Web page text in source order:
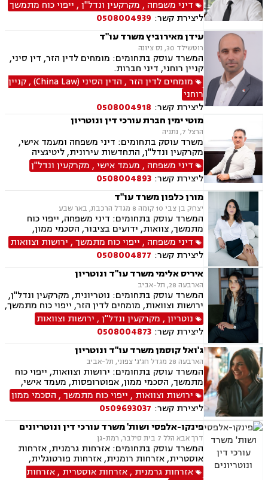
דיני משפחה , מקרקעין ונדל"ן, ייפוי כוח מתמשך
ליצירת קשר: 0508004939
עידן מאירוביץ משרד עו"ד
רוטשילד 30, נס ציונה
המשרד עוסק בתחומים: מומחים לדין הזר, דין סיני,
קניין רוחני, דיני חברות.
מומחים לדין הזר, הדין הסיני (China Law) ,קניין
רוחני
ליצירת קשר: 0508004918
מוטי ימין חברת עורכי דין ונוטריון
הרצל 7, נתניה
משרד עוסק בתחומים: דיני משפחה ומעמד אישי,
מקרקעין ונדל"ן, התחדשות עירונית, ליטיגציה
אזרחית-מסחרית, סכסוכים חוזיים, סכסוכים כספיים,
דיני חברות, ירושות וצוואות, ייפוי כוח מתמשך,
גישור.
דיני משפחה , מעמד אישי, מקרקעין ונדל"ן
ליצירת קשר: 0508004893
מורן כלפון משרד עו"ד
יצחק בן צבי 10 קומה 8 מגדל הרכבת, באר שבע
המשרד עוסק בתחומים: דיני משפחה, ייפוי כוח
מתמשך, צוואות, ידועים בציבור, הסכמי ממון,
אבהות, מזונות, משמורת, גירושין, נישואים אזרחיים,
ניכור הורי
דיני משפחה , ייפוי כוח מתמשך, ירושות וצוואות
ליצירת קשר: 0508004877
איריס אלימי משרד עו"ד ונוטריון
הארבעה 28, תל-אביב
המשרד עוסק בתחומים: נוטריונית, מקרקעין ונדל"ן,
ירושות וצוואות, מומחים לדין הזר, ייפוי כוח מתמשך,
מיסים, תמ"א 38, אזרחות זרה ודרכון זר.
נוטריון, מקרקעין ונדל"ן, ירושות וצוואות
ליצירת קשר: 0508004873
ג'ואל קוסמן משרד עו"ד ונוטריון
הארבעה 28 מגדל חג'ג' צפוני, תל-אביב
המשרד עוסק בתחומים: ירושות וצוואות, ייפוי כוח
מתמשך, הסכמי ממון, אפוטרופסות, מעמד אישי,
ידועים בציבור, אבהות, חלוקת רכוש, דיני עליה, דיני
מקרקעין, עסקאות מכר דירה מקבלן או יד שניה,
מיסוי מקרקעין, נוטריון עברית צרפתית אנגלית.
ירושות וצוואות , ייפוי כוח מתמשך, הסכמי ממון
ליצירת קשר: 0509693037
פינקו-אלפסי ושות' משרד עורכי דין ונוטריונים
דרך אבא הלל 7 בית סילבר, רמת-גן
המשרד עוסק בתחומים: אזרחות גרמנית, אזרחות
אוסטרית, אזרחות רומנית, אזרחות פורטוגלית,
אזרחות מרוקאית, אזרחות קרואטית, אזרחות
אזרחות גרמנית ,אזרחות אוסטרית ,אזרחות